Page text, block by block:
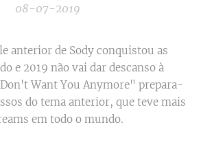
08-07-2019
anterior de Sody conquistou as
e 2019 não vai dar descanso à
Want You Anymore" prepara-
do tema anterior, que teve mais
em todo o mundo.